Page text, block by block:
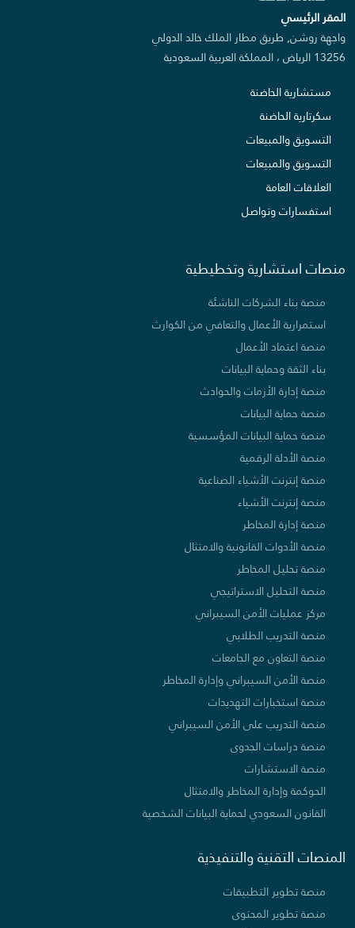
المقر الرئيسي
واجهة روشن, طريق مطار الملك خالد الدولي
13256 الرياض ، المملكة العربية السعودية
مستشارية الحاضنة
سكرتارية الحاضنة
التسويق والمبيعات
التسويق والمبيعات
العلاقات العامة
استفسارات وتواصل
منصات استشارية وتخطيطية
منصة بناء الشركات الناشئة
استمرارية الأعمال والتعافي من الكوارث
منصة اعتماد الأعمال
بناء الثقة وحماية البيانات
منصة إدارة الأزمات والحوادث
منصة حماية البيانات
منصة حماية البيانات المؤسسية
منصة الأدلة الرقمية
منصة إنترنت الأشياء الصناعية
منصة إنترنت الأشياء
منصة إدارة المخاطر
منصة الأدوات القانونية والامتثال
منصة تحليل المخاطر
منصة التحليل الاستراتيجي
مركز عمليات الأمن السيبراني
منصة التدريب الطلابي
منصة التعاون مع الجامعات
منصة الأمن السيبراني وإدارة المخاطر
منصة استخبارات التهديدات
منصة التدريب على الأمن السيبراني
منصة دراسات الجدوى
منصة الاستشارات
الحوكمة وإدارة المخاطر والامتثال
القانون السعودي لحماية البيانات الشخصية
المنصات التقنية والتنفيذية
منصة تطوير التطبيقات
منصة تطوير المحتوى